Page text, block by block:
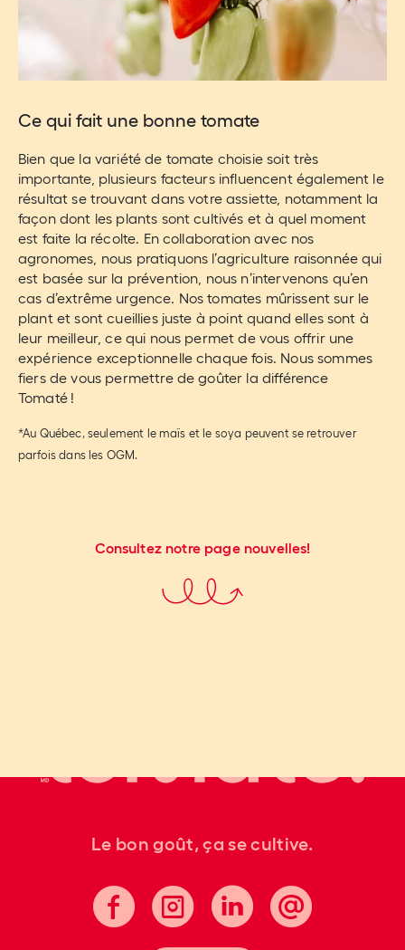
Ce qui fait une bonne tomate
Bien que la variété de tomate choisie soit très
importante, plusieurs facteurs influencent également le
résultat se trouvant dans votre assiette, notamment la
façon dont les plants sont cultivés et à quel moment
est faite la récolte. En collaboration avec nos
agronomes, nous pratiquons l’agriculture raisonnée qui
est basée sur la prévention, nous n’intervenons qu’en
cas d’extrême urgence. Nos tomates mûrissent sur le
plant et sont cueillies juste à point quand elles sont à
leur meilleur, ce qui nous permet de vous offrir une
expérience exceptionnelle chaque fois. Nous sommes
fiers de vous permettre de goûter la différence
Tomaté !
*Au Québec, seulement le maïs et le soya peuvent se retrouver
parfois dans les OGM.
Consultez notre page nouvelles!
Le bon goût, ça se cultive.